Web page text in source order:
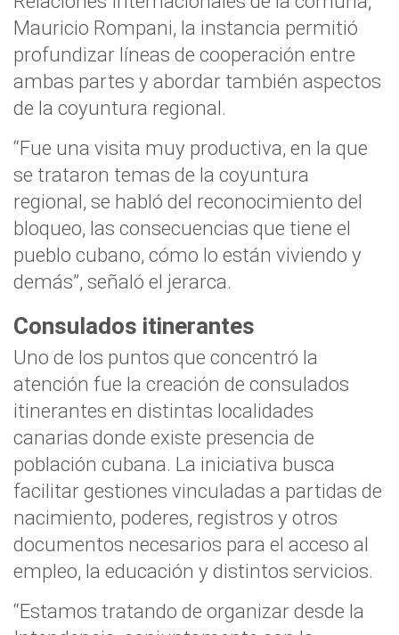
Mauricio Rompani, la instancia permitió
profundizar líneas de cooperación entre
ambas partes y abordar también aspectos
de la coyuntura regional.
“Fue una visita muy productiva, en la que
se trataron temas de la coyuntura
regional, se habló del reconocimiento del
bloqueo, las consecuencias que tiene el
pueblo cubano, cómo lo están viviendo y
demás”, señaló el jerarca.
Consulados itinerantes
Uno de los puntos que concentró la
atención fue la creación de consulados
itinerantes en distintas localidades
canarias donde existe presencia de
población cubana. La iniciativa busca
facilitar gestiones vinculadas a partidas de
nacimiento, poderes, registros y otros
documentos necesarios para el acceso al
empleo, la educación y distintos servicios.
“Estamos tratando de organizar desde la